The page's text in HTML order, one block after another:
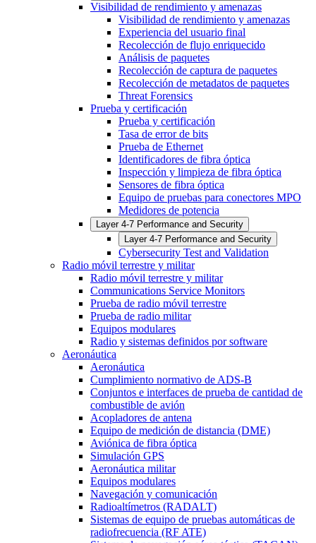
Visibilidad de rendimiento y amenazas
Visibilidad de rendimiento y amenazas
Experiencia del usuario final
Recolección de flujo enriquecido
Análisis de paquetes
Recolección de captura de paquetes
Recolección de metadatos de paquetes
Threat Forensics
Prueba y certificación
Prueba y certificación
Tasa de error de bits
Prueba de Ethernet
Identificadores de fibra óptica
Inspección y limpieza de fibra óptica
Sensores de fibra óptica
Equipo de pruebas para conectores MPO
Medidores de potencia
Layer 4-7 Performance and Security
Layer 4-7 Performance and Security
Cybersecurity Test and Validation
Radio móvil terrestre y militar
Radio móvil terrestre y militar
Communications Service Monitors
Prueba de radio móvil terrestre
Prueba de radio militar
Equipos modulares
Radio y sistemas definidos por software
Aeronáutica
Aeronáutica
Cumplimiento normativo de ADS-B
Conjuntos e interfaces de prueba de cantidad de
combustible de avión
Acopladores de antena
Equipo de medición de distancia (DME)
Aviónica de fibra óptica
Simulación GPS
Aeronáutica militar
Equipos modulares
Navegación y comunicación
Radioaltímetros (RADALT)
Sistemas de equipo de pruebas automáticas de
radiofrecuencia (RF ATE)